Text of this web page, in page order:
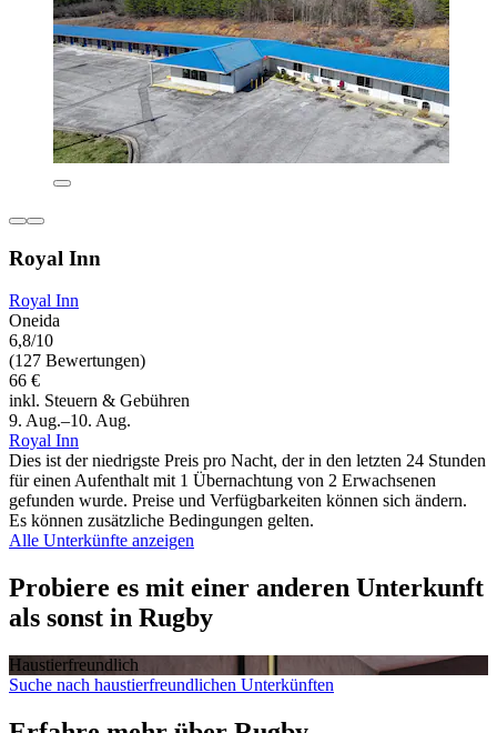
Royal Inn
Royal Inn
Oneida
6,8/10
(127 Bewertungen)
66 €
inkl. Steuern & Gebühren
9. Aug.–10. Aug.
Royal Inn
Dies ist der niedrigste Preis pro Nacht, der in den letzten 24 Stunden
für einen Aufenthalt mit 1 Übernachtung von 2 Erwachsenen
gefunden wurde. Preise und Verfügbarkeiten können sich ändern.
Es können zusätzliche Bedingungen gelten.
Alle Unterkünfte anzeigen
Probiere es mit einer anderen Unterkunft
als sonst in Rugby
Haustier­freundlich
Suche nach haustierfreundlichen Unterkünften